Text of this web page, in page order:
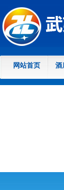
网站首页 酒